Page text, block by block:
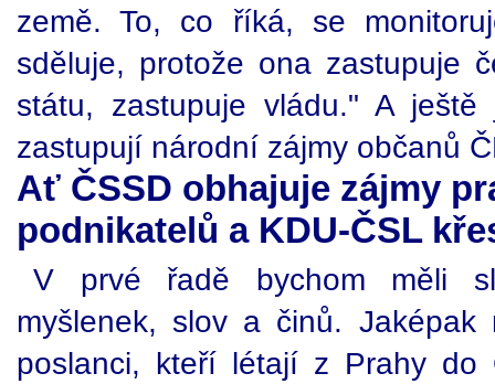
země. To, co říká, se
sděluje, protože ona zastupuje
státu, zastupuje vládu." A
zastupují národní zájmy občanů
Ať ČSSD obhajuje zájmy
podnikatelů a KDU-ČSL
V prvé řadě bychom měli
myšlenek, slov a činů. Jaképak
poslanci, kteří létají z Prahy do